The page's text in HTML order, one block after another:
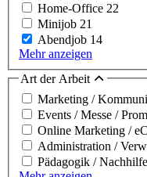
Home-Office 22
Minijob 21
Abendjob 14
Mehr anzeigen
Art der Arbeit
Marketing /
Events / Messe /
Online Marketing /
Administration /
Pädagogik / Nachhilfe